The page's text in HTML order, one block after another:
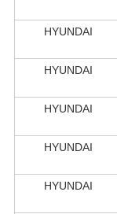
HYUNDAI
HYUNDAI
HYUNDAI
HYUNDAI
HYUNDAI